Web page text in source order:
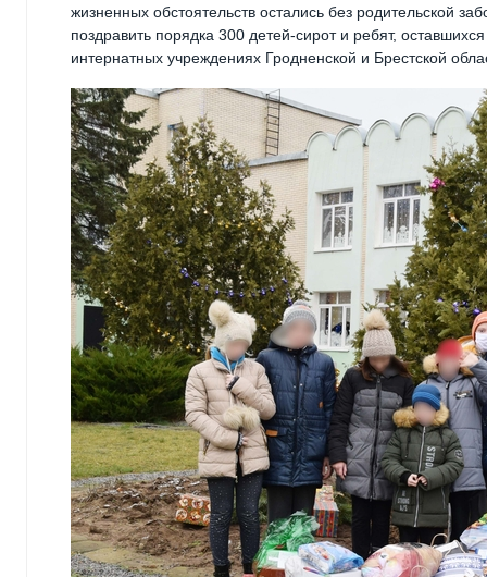
жизненных обстоятельств остались без родительской
поздравить порядка 300 детей-сирот и ребят,
интернатных учреждениях Гродненской и Брестской